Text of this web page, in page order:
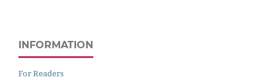
INFORMATION
For Readers